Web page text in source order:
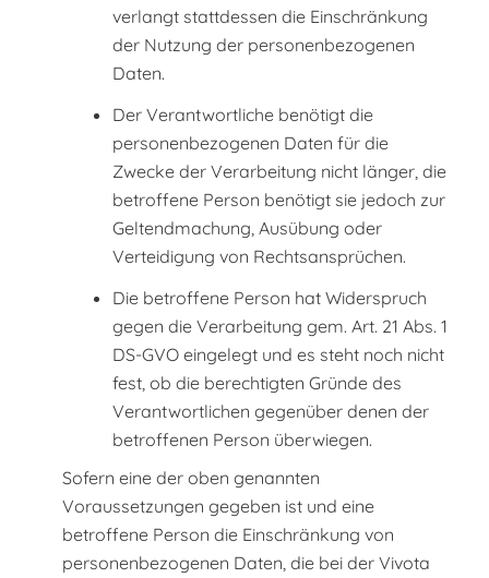
verlangt stattdessen die Einschränkung
der Nutzung der personenbezogenen
Daten.
Der Verantwortliche benötigt die
personenbezogenen Daten für die
Zwecke der Verarbeitung nicht länger, die
betroffene Person benötigt sie jedoch zur
Geltendmachung, Ausübung oder
Verteidigung von Rechtsansprüchen.
Die betroffene Person hat Widerspruch
gegen die Verarbeitung gem. Art. 21 Abs. 1
DS-GVO eingelegt und es steht noch nicht
fest, ob die berechtigten Gründe des
Verantwortlichen gegenüber denen der
betroffenen Person überwiegen.
Sofern eine der oben genannten
Voraussetzungen gegeben ist und eine
betroffene Person die Einschränkung von
personenbezogenen Daten, die bei der Vivota